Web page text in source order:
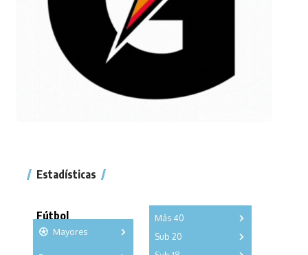
Estadísticas
Fútbol
Mayores
Más 40
Sub 20